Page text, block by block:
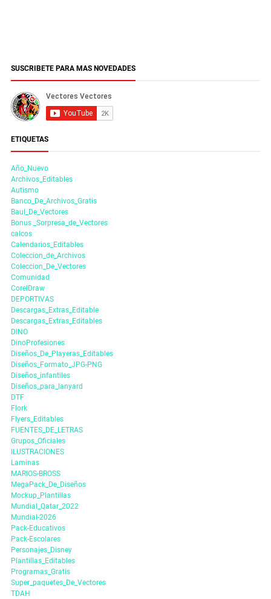
SUSCRIBETE PARA MAS NOVEDADES
ETIQUETAS
Año_Nuevo
Archivos_Editables
Autismo
Banco_De_Archivos_Gratis
Baul_De_Vectores
Bonus _Sorpresa_de_Vectores
calcos
Calendarios_Editables
Coleccion_de_Archivos
Coleccion_De_Vectores
Comunidad
CorelDraw
DEPORTIVAS
Descargas_Extras_Editable
Descargas_Extras_Editables
DINO
DinoProfesiones
Diseños_De_Playeras_Editables
Diseños_Formato_JPG-PNG
Diseños_infantiles
Diseños_para_lanyard
DTF
Flork
Flyers_Editables
FUENTES_DE_LETRAS
Grupos_Oficiales
ILUSTRACIONES
Laminas
MARIOS-BROSS
MegaPack_De_Diseños
Mockup_Plantillas
Mundial_Qatar_2022
Mundial-2026
Pack-Educativos
Pack-Escolares
Personajes_Disney
Plantillas_Editables
Programas_Gratis
Super_paquetes_De_Vectores
TDAH